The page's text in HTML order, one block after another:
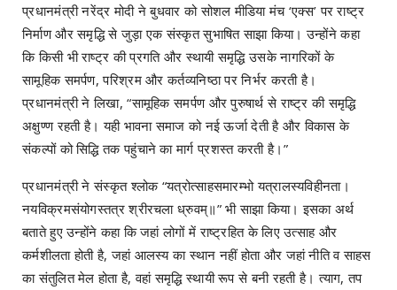
प्रधानमंत्री नरेंद्र मोदी ने बुधवार को सोशल मीडिया मंच ‘एक्स’ पर राष्ट्र
निर्माण और समृद्धि से जुड़ा एक संस्कृत सुभाषित साझा किया। उन्होंने कहा
कि किसी भी राष्ट्र की प्रगति और स्थायी समृद्धि उसके नागरिकों के
सामूहिक समर्पण, परिश्रम और कर्तव्यनिष्ठा पर निर्भर करती है।
प्रधानमंत्री ने लिखा, “सामूहिक समर्पण और पुरुषार्थ से राष्ट्र की समृद्धि
अक्षुण्ण रहती है। यही भावना समाज को नई ऊर्जा देती है और विकास के
संकल्पों को सिद्धि तक पहुंचाने का मार्ग प्रशस्त करती है।”
प्रधानमंत्री ने संस्कृत श्लोक “यत्रोत्साहसमारम्भो यत्रालस्यविहीनता।
नयविक्रमसंयोगस्तत्र श्रीरचला ध्रुवम्॥” भी साझा किया। इसका अर्थ
बताते हुए उन्होंने कहा कि जहां लोगों में राष्ट्रहित के लिए उत्साह और
कर्मशीलता होती है, जहां आलस्य का स्थान नहीं होता और जहां नीति व साहस
का संतुलित मेल होता है, वहां समृद्धि स्थायी रूप से बनी रहती है। त्याग, तप